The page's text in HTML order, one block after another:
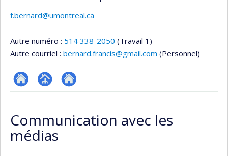
f.bernard@umontreal.ca
Autre numéro : 514 338-2050 (Travail 1)
Autre courriel : bernard.francis@gmail.com (Personnel)
ResearchGate
Page
(faculté,département,école)
Site
de
Communication avec les
médias